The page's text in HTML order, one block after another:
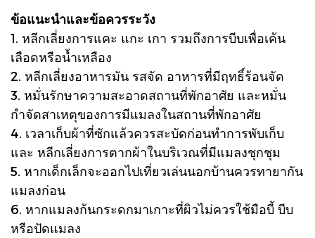
ข้อแนะนำและข้อควรระวัง
1. หลีกเลี่ยงการแคะ แกะ เกา รวมถึงการบีบเพื่อเค้น
เลือดหรือน้ำเหลือง
2. หลีกเลี่ยงอาหารมัน รสจัด อาหารที่มีฤทธิ์ร้อนจัด
3. หมั่นรักษาความสะอาดสถานที่พักอาศัย และหมั่น
กำจัดสาเหตุของการมีแมลงในสถานที่พักอาศัย
4. เวลาเก็บผ้าที่ซักแล้วควรสะบัดก่อนทำการพับเก็บ
และ หลีกเลี่ยงการตากผ้าในบริเวณที่มีแมลงชุกชุม
5. หากเด็กเล็กจะออกไปเที่ยวเล่นนอกบ้านควรทายากัน
แมลงก่อน
6. หากแมลงก้นกระดกมาเกาะที่ผิวไม่ควรใช้มือบี้ บีบ
หรือปัดแมลง